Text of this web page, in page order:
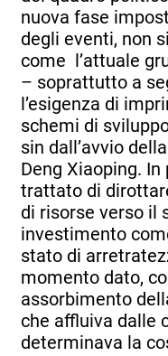
nuova fase
degli eventi, non
come l’attuale
– soprattutto a
l’esigenza di
schemi di
sin dall’avvio
Deng Xiaoping.
trattato di
di risorse verso il
investimento
stato di
momento dato,
assorbimento
che affluiva dalle
determinava la